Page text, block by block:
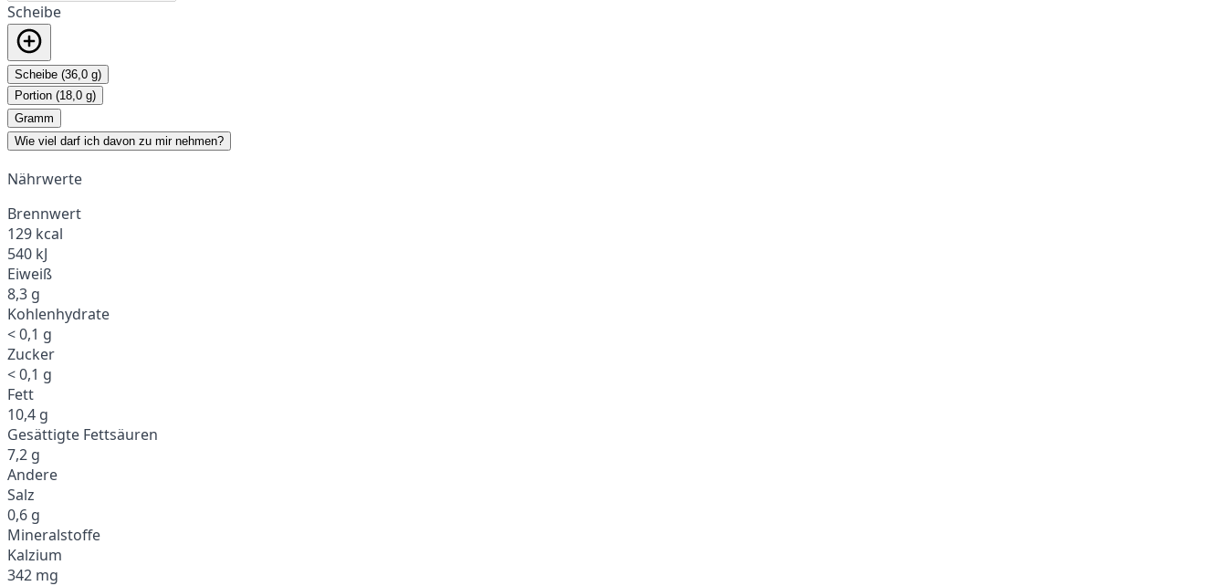
Scheibe
Scheibe (36,0 g)
Portion (18,0 g)
Gramm
Wie viel darf ich davon zu mir nehmen?
Nährwerte
Brennwert
129 kcal
540 kJ
Eiweiß
8,3 g
Kohlenhydrate
< 0,1 g
Zucker
< 0,1 g
Fett
10,4 g
Gesättigte Fettsäuren
7,2 g
Andere
Salz
0,6 g
Mineralstoffe
Kalzium
342 mg